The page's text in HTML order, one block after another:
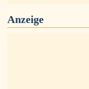
Anzeige